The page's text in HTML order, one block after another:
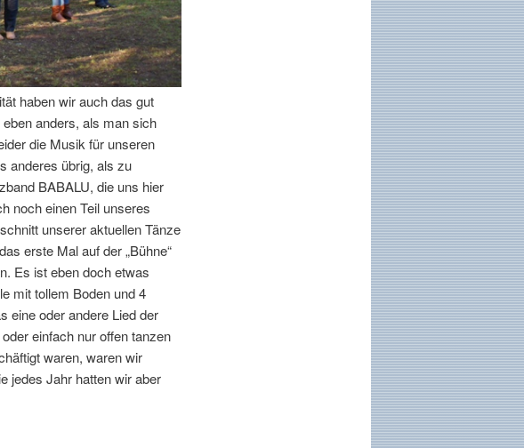
haben wir auch das gut
anders, als man sich
die Musik für unseren
anderes übrig, als zu
BABALU, die uns hier
noch einen Teil unseres
unserer aktuellen Tänze
erste Mal auf der „Bühne“
Es ist eben doch etwas
mit tollem Boden und 4
eine oder andere Lied der
einfach nur offen tanzen
waren, waren wir
jedes Jahr hatten wir aber